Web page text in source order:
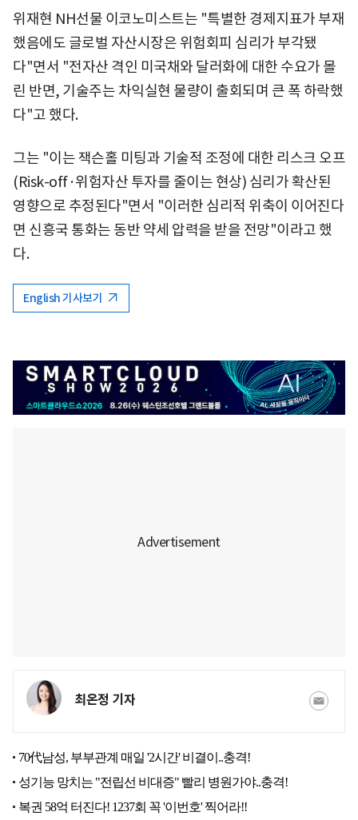
위재현 NH선물 이코노미스트는 "특별한 경제지표가 부재
했음에도 글로벌 자산시장은 위험회피 심리가 부각됐
다"면서 "전자산 격인 미국채와 달러화에 대한 수요가 몰
린 반면, 기술주는 차익실현 물량이 출회되며 큰 폭 하락했
다"고 했다.
그는 "이는 잭슨홀 미팅과 기술적 조정에 대한 리스크 오프
(Risk-off·위험자산 투자를 줄이는 현상) 심리가 확산된
영향으로 추정된다"면서 "이러한 심리적 위축이 이어진다
면 신흥국 통화는 동반 약세 압력을 받을 전망"이라고 했
다.
English 기사보기
최온정 기자